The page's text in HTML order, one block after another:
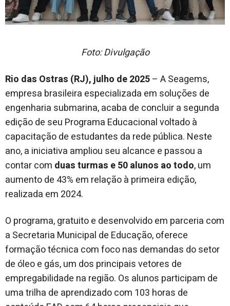
Foto: Divulgação
Rio das Ostras (RJ), julho de 2025– A Seagems,
empresa brasileira especializada em soluções de
engenharia submarina, acaba de concluir a segunda
edição de seu Programa Educacional voltado à
capacitação de estudantes da rede pública. Neste
ano, a iniciativa ampliou seu alcance e passou a
contar com duas turmas e 50 alunos ao todo, um
aumento de 43% em relação à primeira edição,
realizada em 2024.
O programa, gratuito e desenvolvido em parceria com
a Secretaria Municipal de Educação, oferece
formação técnica com foco nas demandas do setor
de óleo e gás, um dos principais vetores de
empregabilidade na região. Os alunos participam de
uma trilha de aprendizado com 103 horas de